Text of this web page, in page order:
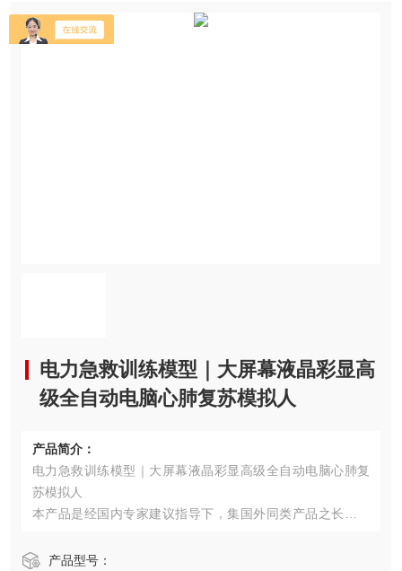
电力急救训练模型｜大屏幕液晶彩显高
级全自动电脑心肺复苏模拟人
产品简介：
电力急救训练模型｜大屏幕液晶彩显高级全自动电脑心肺复
苏模拟人
本产品是经国内专家建议指导下，集国外同类产品之长处及
开发出专门针对社会心肺复苏普及与医学院校、医疗卫生系
产品型号：